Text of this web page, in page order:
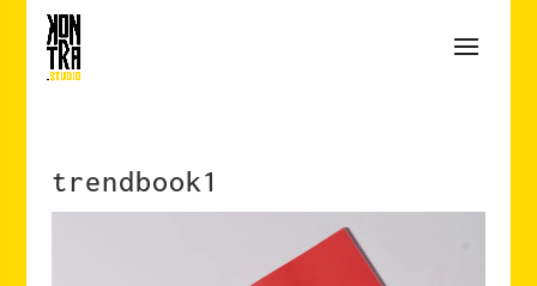
trendbook1